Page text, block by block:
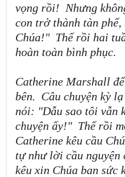
vọng rồi! Nhưng
con trở thành tàn
Chúa!"Thế rồi hai
hoàn toàn bình phục.
Catherine Marshall
bên. Câu chuyện kỳ
nói: "Dẫu sao tôi vẫn
chuyện ấy!" Thế rồi
Catherine kêu cầu
tự như lời cầu nguyện
kêu xin Chúa ban sức